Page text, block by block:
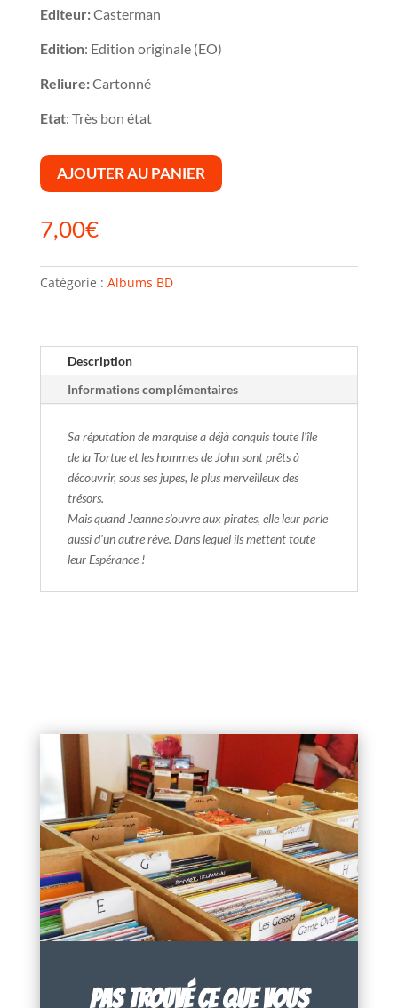
Editeur:Casterman
Edition: Edition originale (EO)
Reliure:Cartonné
Etat: Très bon état
AJOUTER AU PANIER
7,00€
Catégorie : Albums BD
Description
Informations complémentaires
Sa réputation de marquise a déjà conquis toute l'île
de la Tortue et les hommes de John sont prêts à
découvrir, sous ses jupes, le plus merveilleux des
trésors.
Mais quand Jeanne s'ouvre aux pirates, elle leur parle
aussi d'un autre rêve. Dans lequel ils mettent toute
leur Espérance !
PAS TROUVÉ CE QUE VOUS